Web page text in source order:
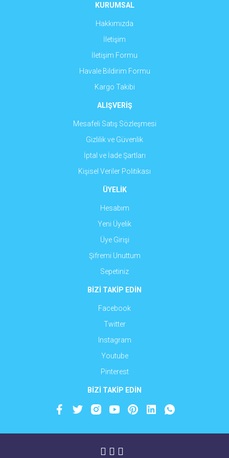
Ürün fiyatı diğer sitelerden daha pahalı.
Gönder
KURUMSAL
Hakkımızda
İletişim
İletişim Formu
Havale Bildirim Formu
Kargo Takibi
ALIŞVERİŞ
Mesafeli Satış Sözleşmesi
Gizlilik ve Güvenlik
İptal ve İade Şartları
Kişisel Veriler Politikası
ÜYELİK
Hesabım
Yeni Üyelik
Üye Girişi
Şifremi Unuttum
Sepetiniz
BİZİ TAKİP EDİN
Facebook
Twitter
Instagram
Youtube
Pinterest
BİZİ TAKİP EDİN